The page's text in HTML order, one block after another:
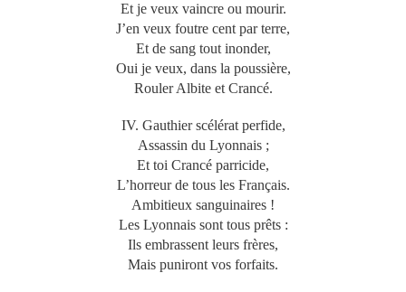
Et je veux vaincre ou mourir.
J’en veux foutre cent par terre,
Et de sang tout inonder,
Oui je veux, dans la poussière,
Rouler Albite et Crancé.
IV. Gauthier scélérat perfide,
Assassin du Lyonnais ;
Et toi Crancé parricide,
L’horreur de tous les Français.
Ambitieux sanguinaires !
Les Lyonnais sont tous prêts :
Ils embrassent leurs frères,
Mais puniront vos forfaits.